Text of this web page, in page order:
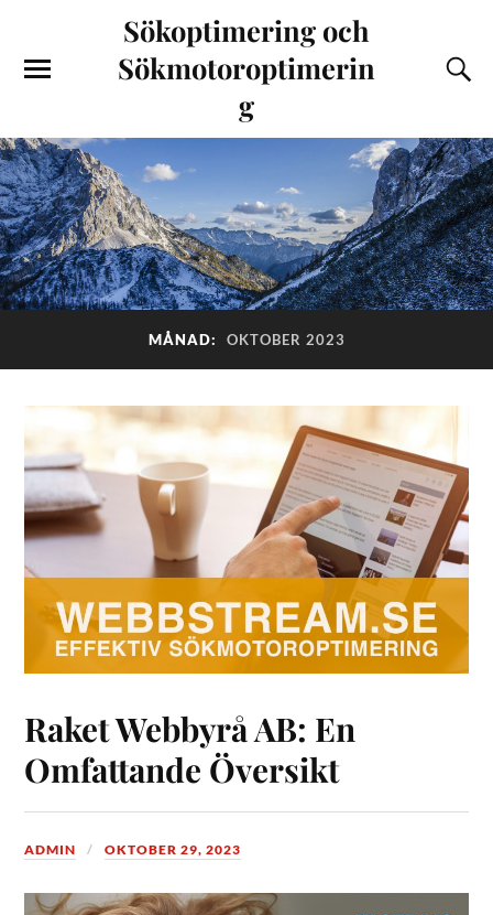
Sökoptimering och
Sökmotoroptimerin
g
MÅNAD: OKTOBER 2023
Raket Webbyrå AB: En
Omfattande Översikt
ADMIN OKTOBER 29, 2023